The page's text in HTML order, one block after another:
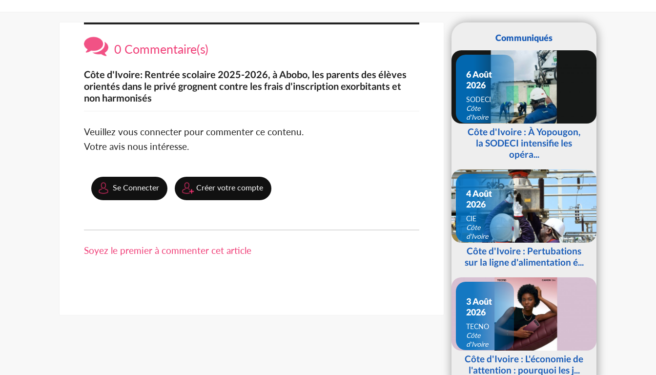
0 Commentaire(s)
Côte d'Ivoire: Rentrée scolaire 2025-2026, à Abobo, les parents des élèves
orientés dans le privé grognent contre les frais d'inscription exorbitants et
non harmonisés
Veuillez vous connecter pour commenter ce contenu.
Votre avis nous intéresse.
Se Connecter Créer votre compte
Soyez le premier à commenter cet article
Communiqués
6 Août
2026
SODECI
Côte
d'Ivoire
Côte d'Ivoire : À Yopougon,
la SODECI intensifie les
opéra...
4 Août
2026
CIE
Côte
d'Ivoire
Côte d'Ivoire : Pertubations
sur la ligne d'alimentation é...
3 Août
2026
TECNO
Côte
d'Ivoire
Côte d'Ivoire : L'économie de
l'attention : pourquoi les j...